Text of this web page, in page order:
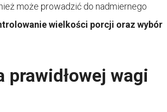
może prowadzić do nadmiernego
wielkości porcji oraz wybór
wagi